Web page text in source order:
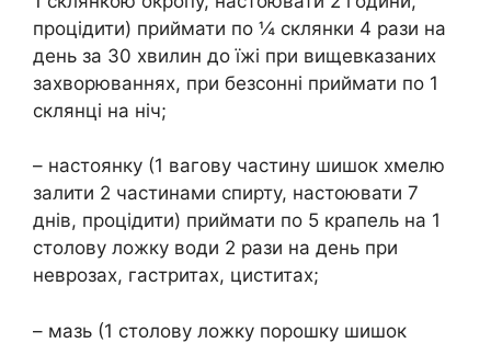
процідити) приймати по ¼ склянки 4 рази на
день за 30 хвилин до їжі при вищевказаних
захворюваннях, при безсонні приймати по 1
склянці на ніч;
– настоянку (1 вагову частину шишок хмелю
залити 2 частинами спирту, настоювати 7
днів, процідити) приймати по 5 крапель на 1
столову ложку води 2 рази на день при
неврозах, гастритах, циститах;
– мазь (1 столову ложку порошку шишок